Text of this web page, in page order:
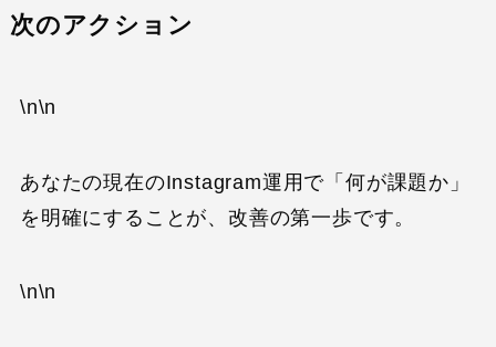
次のアクション
\n\n
あなたの現在のInstagram運用で「何が課題か」
を明確にすることが、改善の第一歩です。
\n\n